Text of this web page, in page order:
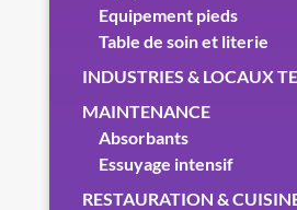
Equipement pieds
Table de soin et literie
INDUSTRIES & LOCAUX
MAINTENANCE
Absorbants
Essuyage intensif
RESTAURATION &